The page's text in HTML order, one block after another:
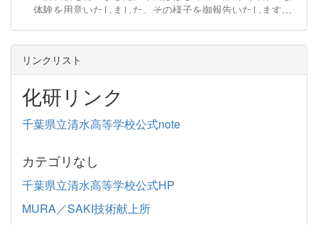
体験を用意いたしました。その様子を御報告いたします。
リンクリスト
化研リンク
千葉県立清水高等学校公式note
カテゴリなし
千葉県立清水高等学校公式HP
MURA／SAKI技術献上所